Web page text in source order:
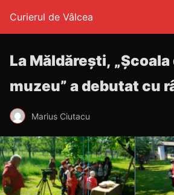
Curierul de Vâlcea
La Măldărești, „Școala
muzeu” a debutat cu
Marius Ciutacu